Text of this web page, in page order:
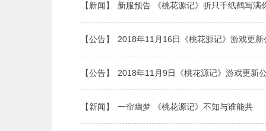
【新闻】 新服预告 《桃花源记》折只千纸鹤写满
【公告】 2018年11月16日《桃花源记》游戏更新
【公告】 2018年11月9日《桃花源记》游戏更新
【新闻】 一帘幽梦 《桃花源记》不知与谁能共